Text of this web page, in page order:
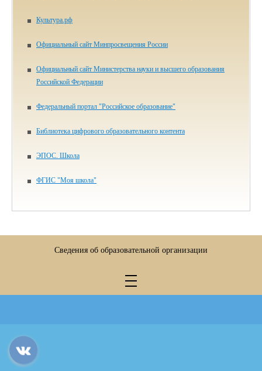
Культура.рф
Официальный сайт Минпросвещения России
Официальный сайт Министерства науки и высшего образования
Российской Федерации
Федеральный портал "Российское образование"
Библиотека цифрового образова­тельного контента
ЭПОС. Школа
ФГИС "Моя школа"
Сведения об образовательной организации